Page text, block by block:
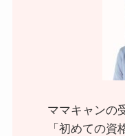
ママキャンの
「初めての